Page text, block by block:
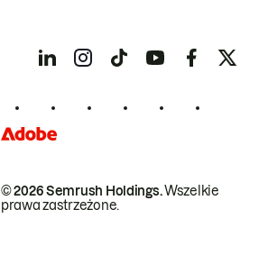
© 2026 Semrush Holdings.Wszelkie
prawa zastrzeżone.